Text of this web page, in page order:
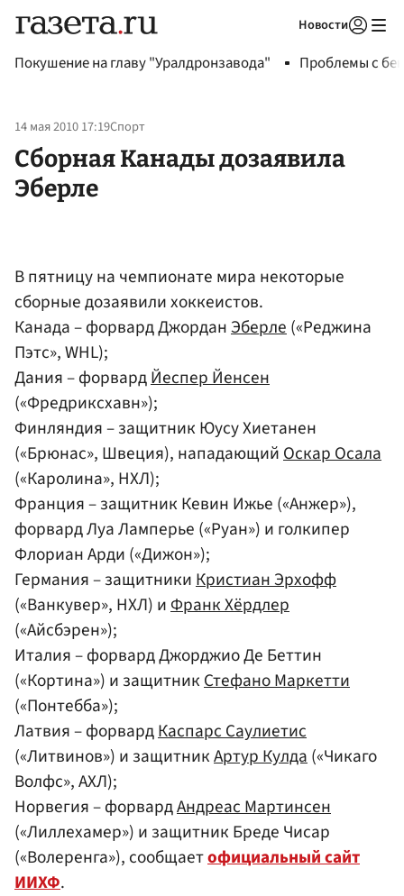
Новости
Покушение на главу "Уралдронзавода" Проблемы с
14 мая 2010 17:19Спорт
Сборная Канады дозаявила
Эберле
В пятницу на чемпионате мира некоторые
сборные дозаявили хоккеистов.
Канада – форвард ДжорданЭберле(«Реджина
Пэтс», WHL);
Дания – форвардЙеспер Йенсен
(«Фредриксхавн»);
Финляндия – защитник Юусу Хиетанен
(«Брюнас», Швеция), нападающийОскар Осала
(«Каролина», НХЛ);
Франция – защитник Кевин Ижье («Анжер»),
форвард Луа Ламперье («Руан») и голкипер
Флориан Арди («Дижон»);
Германия – защитникиКристиан Эрхофф
(«Ванкувер», НХЛ) иФранк Хёрдлер
(«Айсбэрен»);
Италия – форвард Джорджио Де Беттин
(«Кортина») и защитникСтефано Маркетти
(«Понтебба»);
Латвия – форвардКаспарс Саулиетис
(«Литвинов») и защитникАртур Кулда(«Чикаго
Волфс», АХЛ);
Норвегия – форвардАндреас Мартинсен
(«Лиллехамер») и защитник Бреде Чисар
(«Волеренга»), сообщаетофициальный сайт
ИИХФ.